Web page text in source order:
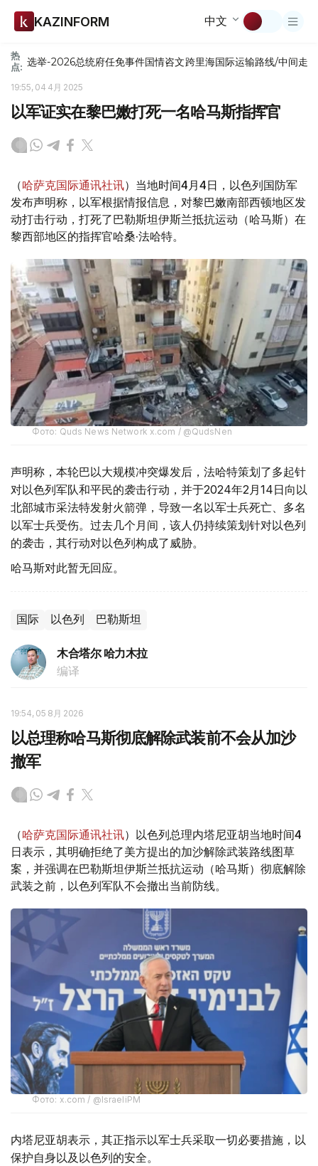
KAZINFORM 中文
热
点: 选举-2026总统府任免事件国情咨文跨里海国际运输路线/中间走廊
19:55, 04 4月 2025
以军证实在黎巴嫩打死一名哈马斯指挥官
（哈萨克国际通讯社讯）当地时间4月4日，以色列国防军
发布声明称，以军根据情报信息，对黎巴嫩南部西顿地区发
动打击行动，打死了巴勒斯坦伊斯兰抵抗运动（哈马斯）在
黎西部地区的指挥官哈桑·法哈特。
Фото: Quds News Network x.com / @QudsNen
声明称，本轮巴以大规模冲突爆发后，法哈特策划了多起针
对以色列军队和平民的袭击行动，并于2024年2月14日向以
北部城市采法特发射火箭弹，导致一名以军士兵死亡、多名
以军士兵受伤。过去几个月间，该人仍持续策划针对以色列
的袭击，其行动对以色列构成了威胁。
哈马斯对此暂无回应。
国际 以色列 巴勒斯坦
木合塔尔 哈力木拉
编译
19:54, 05 8月 2026
以总理称哈马斯彻底解除武装前不会从加沙
撤军
（哈萨克国际通讯社讯）以色列总理内塔尼亚胡当地时间4
日表示，其明确拒绝了美方提出的加沙解除武装路线图草
案，并强调在巴勒斯坦伊斯兰抵抗运动（哈马斯）彻底解除
武装之前，以色列军队不会撤出当前防线。
Фото: x.com / @IsraeliPM
内塔尼亚胡表示，其正指示以军士兵采取一切必要措施，以
保护自身以及以色列的安全。